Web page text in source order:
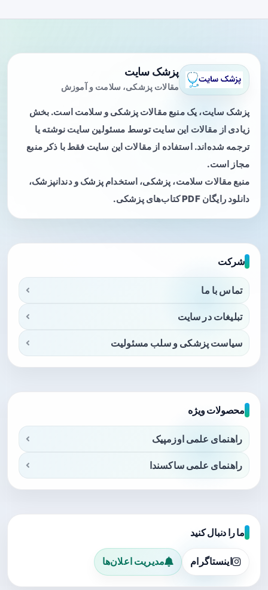
پزشک سایت
مقالات پزشکی، سلامت و آموزش
پزشک سایت، یک منبع مقالات پزشکی و سلامت است. بخش
زیادی از مقالات این سایت توسط مسئولین سایت نوشته یا
ترجمه شده‌اند. استفاده از مقالات این سایت فقط با ذکر منبع
مجاز است.
منبع مقالات سلامت، پزشکی، استخدام پزشک و دندانپزشک،
دانلود رایگان PDF کتاب‌های پزشکی.
شرکت
تماس با ما
تبلیغات در سایت
سیاست پزشکی و سلب مسئولیت
محصولات ویژه
راهنمای علمی اوزمپیک
راهنمای علمی ساکسندا
ما را دنبال کنید
اینستاگرام مدیریت اعلان‌ها